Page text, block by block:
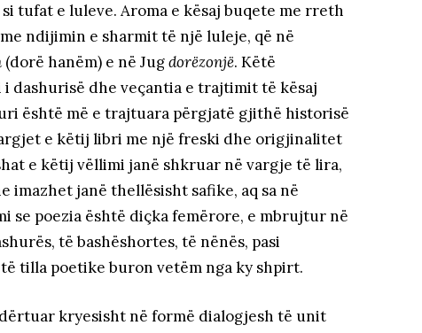
tufat e luleve. Aroma e kësaj buqete me rreth
ndijimin e sharmit të një luleje, që në
(dorë hanëm) e në Jugdorëzonjë. Këtë
dashurisë dhe veçantia e trajtimit të kësaj
është më e trajtuara përgjatë gjithë historisë
e këtij libri me një freski dhe origjinalitet
e këtij vëllimi janë shkruar në vargje të lira,
imazhet janë thellësisht safike, aq sa në
poezia është diçka femërore, e mbrujtur në
të bashëshortes, të nënës, pasi
tilla poetike buron vetëm nga ky shpirt.
kryesisht në formë dialogjesh të unit